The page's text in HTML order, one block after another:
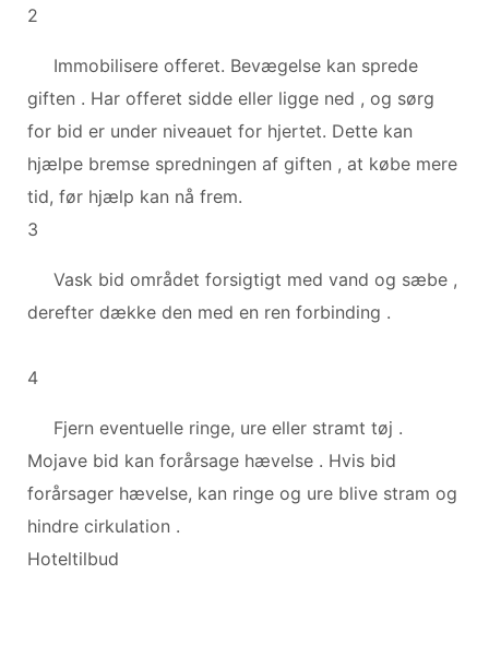
2
Immobilisere offeret. Bevægelse kan sprede
giften . Har offeret sidde eller ligge ned , og sørg
for bid er under niveauet for hjertet. Dette kan
hjælpe bremse spredningen af ​​giften , at købe mere
tid, før hjælp kan nå frem.
3
Vask bid området forsigtigt med vand og sæbe ,
derefter dække den med en ren forbinding .
4
Fjern eventuelle ringe, ure eller stramt tøj .
Mojave bid kan forårsage hævelse . Hvis bid
forårsager hævelse, kan ringe og ure blive stram og
hindre cirkulation .
Hoteltilbud